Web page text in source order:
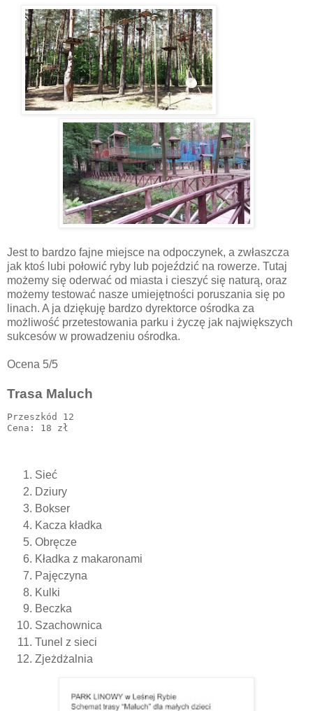
Jest to bardzo fajne miejsce na odpoczynek, a zwłaszcza
jak ktoś lubi połowić ryby lub pojeździć na rowerze. Tutaj
możemy się oderwać od miasta i cieszyć się naturą, oraz
możemy testować nasze umiejętności poruszania się po
linach. A ja dziękuję bardzo dyrektorce ośrodka za
możliwość przetestowania parku i życzę jak największych
sukcesów w prowadzeniu ośrodka.
Ocena 5/5
Trasa Maluch
Przeszkód 12
Sieć
Dziury
Bokser
Kacza kładka
Obręcze
Kładka z makaronami
Pajęczyna
Kulki
Beczka
Szachownica
Tunel z sieci
Zjeżdżalnia